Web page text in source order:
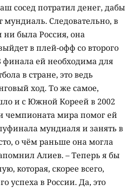
сосед потратил денег, дабы
мундиаль. Следовательно, в
ни была Россия, она
в плей-офф со второго
финала ей необходима для
в стране, это ведь
ход. То же самое,
и с Южной Кореей в 2002
чемпионата мира помог ей
мундиаля и занять в
о чём раньше она могла
Алиев. – Теперь я бы
которая, скорее всего,
успеха в России. Да, это